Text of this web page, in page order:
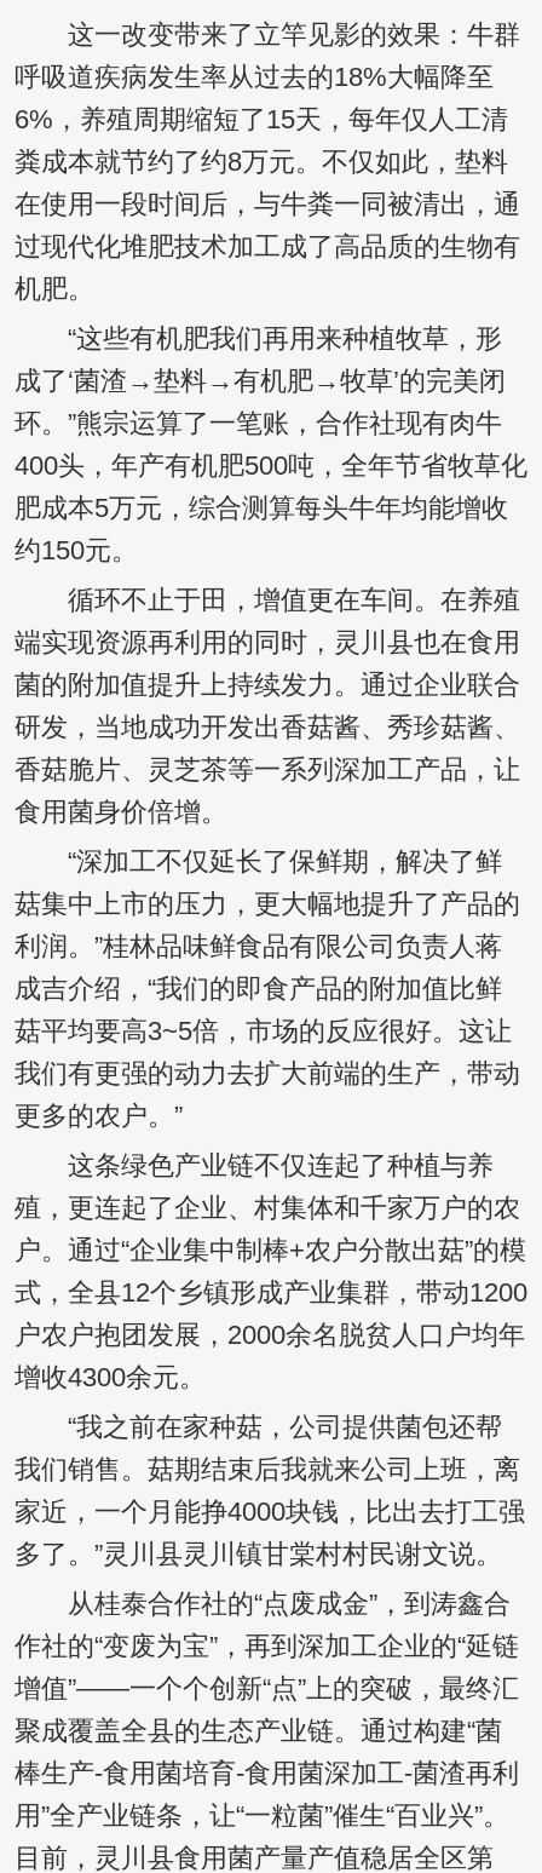
这一改变带来了立竿见影的效果：牛群
呼吸道疾病发生率从过去的18%大幅降至
6%，养殖周期缩短了15天，每年仅人工清
粪成本就节约了约8万元。不仅如此，垫料
在使用一段时间后，与牛粪一同被清出，通
过现代化堆肥技术加工成了高品质的生物有
机肥。
“这些有机肥我们再用来种植牧草，形
成了‘菌渣→垫料→有机肥→牧草’的完美闭
环。”熊宗运算了一笔账，合作社现有肉牛
400头，年产有机肥500吨，全年节省牧草化
肥成本5万元，综合测算每头牛年均能增收
约150元。
循环不止于田，增值更在车间。在养殖
端实现资源再利用的同时，灵川县也在食用
菌的附加值提升上持续发力。通过企业联合
研发，当地成功开发出香菇酱、秀珍菇酱、
香菇脆片、灵芝茶等一系列深加工产品，让
食用菌身价倍增。
“深加工不仅延长了保鲜期，解决了鲜
菇集中上市的压力，更大幅地提升了产品的
利润。”桂林品味鲜食品有限公司负责人蒋
成吉介绍，“我们的即食产品的附加值比鲜
菇平均要高3~5倍，市场的反应很好。这让
我们有更强的动力去扩大前端的生产，带动
更多的农户。”
这条绿色产业链不仅连起了种植与养
殖，更连起了企业、村集体和千家万户的农
户。通过“企业集中制棒+农户分散出菇”的模
式，全县12个乡镇形成产业集群，带动1200
户农户抱团发展，2000余名脱贫人口户均年
增收4300余元。
“我之前在家种菇，公司提供菌包还帮
我们销售。菇期结束后我就来公司上班，离
家近，一个月能挣4000块钱，比出去打工强
多了。”灵川县灵川镇甘棠村村民谢文说。
从桂泰合作社的“点废成金”，到涛鑫合
作社的“变废为宝”，再到深加工企业的“延链
增值”——一个个创新“点”上的突破，最终汇
聚成覆盖全县的生态产业链。通过构建“菌
棒生产-食用菌培育-食用菌深加工-菌渣再利
用”全产业链条，让“一粒菌”催生“百业兴”。
目前，灵川县食用菌产量产值稳居全区第